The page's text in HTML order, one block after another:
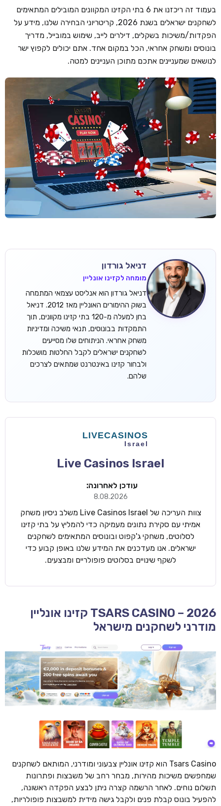
בעמוד זה ריכזנו את 6 בתי הקזינו המקוונים המובילים המתאימים
לשחקנים ישראלים בשנת 2026, קריטריוני הבחירה שלנו, מידע על
הפקדות/משיכות בשקלים, דילרים לייב, שימוש במובייל, מדריך
בונוסים ומשחק אחראי, הכל במקום אחד. אתם יכולים לקפוץ ישר
לנושאים שמעניינים אתכם מתוכן העניינים למטה.
דניאל גורדון
מומחה לקזינו אונליין
דניאל גורדון הוא אנליסט עצמאי המתמחה
בשוק ההימורים האונליין מאז 2012. דניאל
בחן למעלה מ-120 בתי קזינו מקוונים, תוך
התמקדות בבונוסים, תנאי משיכה ומדיניות
משחק אחראי. הניתוחים שלו מסייעים
לשחקנים ישראלים לקבל החלטות מושכלות
ולבחור קזינו באינטרנט שמתאים לצרכים
שלהם.
Live Casinos Israel
עודכן לאחרונה:
8.08.2026
צוות העריכה של Live Casinos Israel משלב ניסיון משחק
אמיתי עם סקירת נתונים מעמיקה כדי להמליץ על בתי קזינו
לסלוטים, משחקי ג'קפוט ובונוסים המתאימים לשחקנים
ישראלים. אנו מעדכנים את המידע שלנו באופן קבוע כדי
לשקף שינויים בסלוטים פופולריים ומבצעים.
TSARS CASINO – 2026 קזינו אונליין
מודרני לשחקנים מישראל
Tsars Casino הוא קזינו אונליין צבעוני ומודרני, המותאם לשחקנים
שמחפשים משיכות מהירות, מבחר רחב של משבצות ופתרונות
תשלום נוחים. לאחר הרשמה קצרה ניתן לבצע הפקדה ראשונה,
להפעיל בונוס קבלת פנים ולקבל גישה מידית למשבצות פופולריות,